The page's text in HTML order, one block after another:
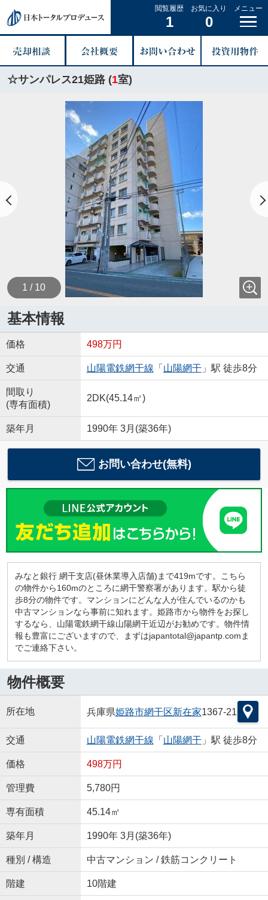
閲覧履歴
1
お気に入り
0
メニュー
☆サンパレス21姫路 (1室)
1 / 10
基本情報
価格 498万円
交通 山陽電鉄網干線 「 山陽網干」駅 徒歩8分
間取り
(専有面積)
2DK(45.14㎡)
築年月 1990年 3月(築36年)
お問い合わせ(無料)
みなと銀行 網干支店(昼休業導入店舗)まで419mです。こちら
の物件から160mのところに網干警察署があります。駅から徒
歩8分の物件です。マンションにどんな人が住んでいるのかも
中古マンションなら事前に知れます。姫路市から物件をお探し
するなら、山陽電鉄網干線山陽網干近辺がお勧めです。物件情
報も豊富にございますので、まずはjapantotal@japantp.comま
でご連絡下さい。
物件概要
所在地 兵庫県姫路市網干区新在家1367-21
交通 山陽電鉄網干線 「 山陽網干」駅 徒歩8分
価格 498万円
管理費 5,780円
専有面積 45.14㎡
築年月 1990年 3月(築36年)
種別 / 構造 中古マンション / 鉄筋コンクリート
階建 10階建